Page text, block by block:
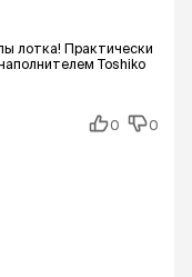
лотка! Практически
Toshiko
0 0